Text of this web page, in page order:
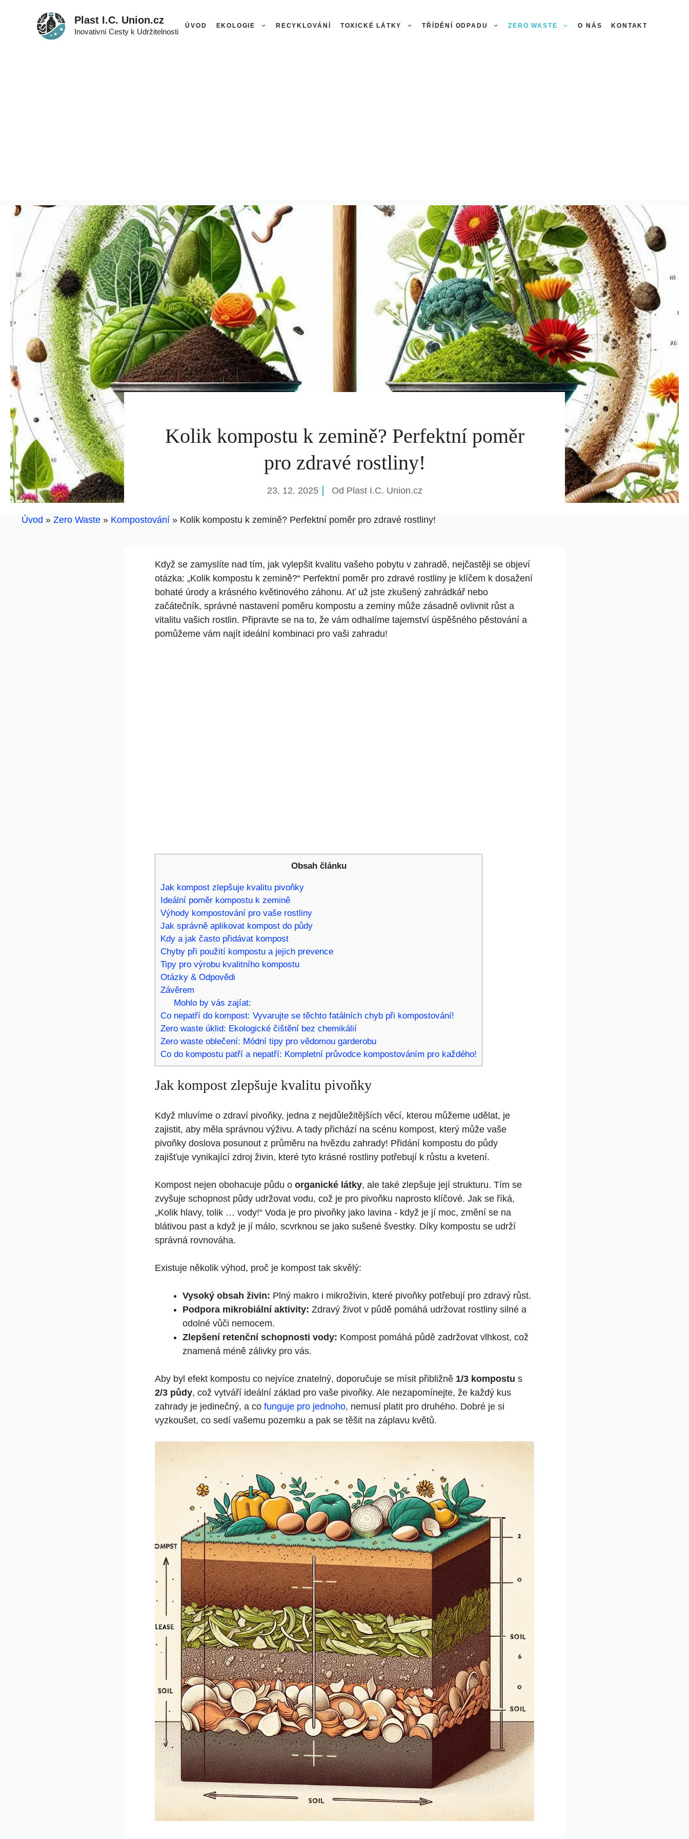
Plast I.C. Union.cz
Inovativní Cesty k Udržitelnosti
ÚVOD EKOLOGIE RECYKLOVÁNÍ TOXICKÉ LÁTKY TŘÍDĚNÍ ODPADU ZERO WASTE O NÁS KONTAKT
Kolik kompostu k zemině? Perfektní poměr
pro zdravé rostliny!
23. 12. 2025 Od Plast I.C. Union.cz
Úvod » Zero Waste » Kompostování » Kolik kompostu k zemině? Perfektní poměr pro zdravé rostliny!
Když se zamyslíte nad⁢ tím,‌ jak vylepšit ⁣kvalitu vašeho pobytu v zahradě,‌ nejčastěji se objeví⁢
otázka:⁣ „Kolik kompostu k zemině?“ Perfektní poměr pro zdravé rostliny je klíčem‍ k dosažení
bohaté ⁣úrody a⁤ krásného ‍květinového záhonu. ‌Ať už jste zkušený‌ zahrádkář nebo
začátečník,‍ správné nastavení poměru‌ kompostu a zeminy může zásadně ⁣ovlivnit‌ růst a
vitalitu vašich rostlin. Připravte se ⁢na‍ to, ‌že vám odhalíme tajemství ​úspěšného‌ pěstování a
‌pomůžeme‍ vám najít ideální kombinaci pro vaši​ zahradu!
Obsah článku
Jak kompost ⁤zlepšuje kvalitu pivoňky
Ideální⁤ poměr kompostu‌ k zemině
Výhody kompostování pro vaše rostliny
Jak správně ‍aplikovat kompost do‍ půdy
Kdy ⁤a ‌jak často přidávat kompost
Chyby při použití kompostu a jejich prevence
Tipy pro ‍výrobu kvalitního kompostu
Otázky & Odpovědi
Závěrem
Mohlo by vás zajíat:
Co nepatří do kompost: Vyvarujte se těchto fatálních chyb při kompostování!
Zero waste úklid: Ekologické čištění bez chemikálií
Zero waste oblečení: Módní tipy pro vědomou garderobu
Co do kompostu patří a nepatří: Kompletní průvodce kompostováním pro každého!
Jak kompost ⁤zlepšuje kvalitu pivoňky
Když mluvíme o zdraví ​pivoňky, jedna ⁢z‌ nejdůležitějších věcí, kterou můžeme⁣ udělat, je‍
zajistit,⁤ aby měla ⁢správnou výživu. ‍A tady přichází na‍ scénu kompost, který může vaše
pivoňky doslova ​posunout z ‌průměru ⁤na hvězdu zahrady! Přidání kompostu do ⁣půdy
zajišťuje vynikající zdroj živin, které ⁣tyto ⁤krásné rostliny potřebují k růstu a kvetení.
Kompost nejen obohacuje⁢ půdu o organické látky, ⁤ale ​také zlepšuje její strukturu. Tím se‍
zvyšuje​ schopnost půdy udržovat ​vodu,​ což je pro pivoňku naprosto klíčové. Jak ⁤se říká,
„Kolik hlavy, tolik ​… ‌vody!“ Voda je ‌pro pivoňky jako ​lavina -​ když je jí moc, změní se na
⁢blátivou past a když⁢ je jí‍ málo, scvrknou se jako sušené‌ švestky.​ Díky​ kompostu se udrží
správná‍ rovnováha.
Existuje⁣ několik výhod, ‍proč⁣ je kompost tak skvělý:
Vysoký ⁤obsah živin: Plný makro⁤ i mikroživin, které pivoňky ‌potřebují pro zdravý​ růst.
Podpora mikrobiální ​aktivity: Zdravý život v‍ půdě ‌pomáhá udržovat⁢ rostliny silné a
odolné ⁤vůči nemocem.
Zlepšení ⁣retenční schopnosti vody: Kompost pomáhá půdě zadržovat vlhkost, což
znamená méně​ zálivky pro vás.
Aby byl ⁣efekt kompostu co nejvíce​ znatelný, doporučuje se mísit přibližně 1/3⁤ kompostu s
2/3 půdy, což vytváří ideální⁣ základ pro ​vaše pivoňky. Ale nezapomínejte, že každý ‍kus
zahrady je jedinečný, ‌a co funguje pro jednoho, nemusí platit pro ‌druhého. Dobré je si
vyzkoušet, co sedí vašemu pozemku ‍a pak se těšit na záplavu⁣ květů.